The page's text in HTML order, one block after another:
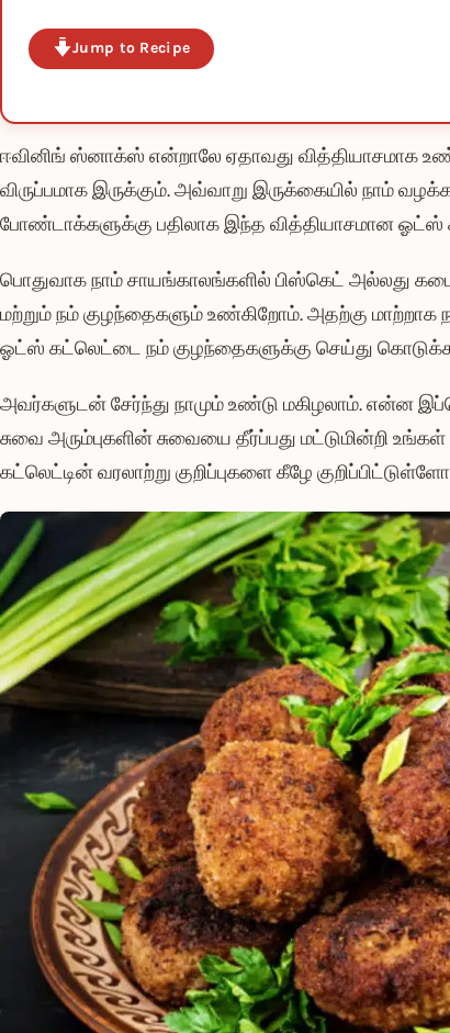
Jump to Recipe
ஈவினிங் ஸ்னாக்ஸ் என்றாலே ஏதாவது வித்தியாசமாக
விருப்பமாக இருக்கும். அவ்வாறு இருக்கையில் நாம்
போண்டாக்களுக்கு பதிலாக இந்த வித்தியாசமான ஓட்ஸ்
பொதுவாக நாம் சாயங்காலங்களில் பிஸ்கெட் அல்லது
மற்றும் நம் குழந்தைகளும் உண்கிறோம். அதற்கு
ஓட்ஸ் கட்லெட்டை நம் குழந்தைகளுக்கு செய்து
அவர்களுடன் சேர்ந்து நாமும் உண்டு மகிழலாம். என்ன
சுவை அரும்புகளின் சுவையை தீர்ப்பது மட்டுமின்றி
கட்லெட்டின் வரலாற்று குறிப்புகளை கீழே